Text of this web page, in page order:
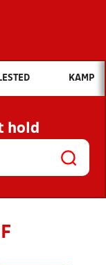
vil du søge efter?
NYHEDER
OG
KAMP
hold